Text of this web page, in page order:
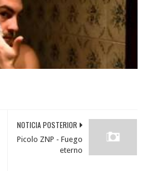
NOTICIA POSTERIOR
Picolo ZNP - Fuego
eterno